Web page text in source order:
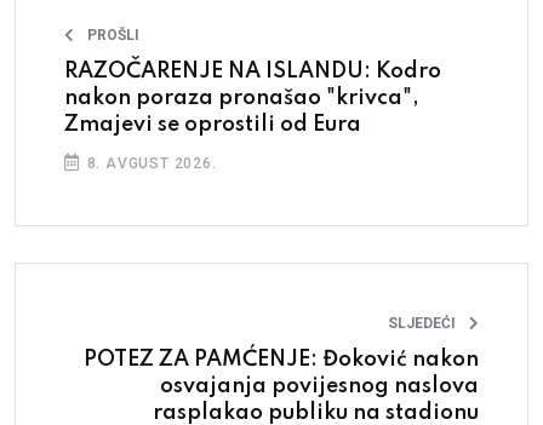
PROŠLI
RAZOČARENJE NA ISLANDU: Kodro
nakon poraza pronašao "krivca",
Zmajevi se oprostili od Eura
8. AVGUST 2026.
SLJEDEĆI
POTEZ ZA PAMĆENJE: Đoković nakon
osvajanja povijesnog naslova
rasplakao publiku na stadionu